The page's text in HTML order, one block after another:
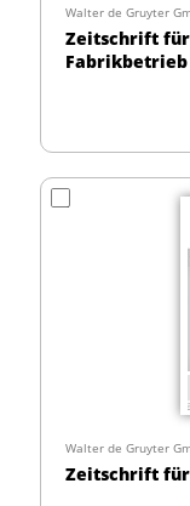
Walter de Gruyter
Zeitschrift
Fabrikbetrieb
Walter de Gruyter
Zeitschrift